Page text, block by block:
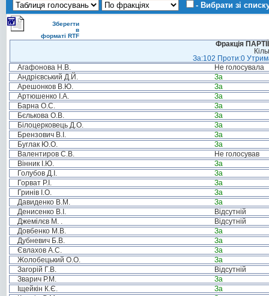
- Вибрати зі
Зберегти
в
форматі RTF
Фракція
За:102 Проти:0
Агафонова Н.В.
Не голосувала
Андрієвський Д.Й.
За
Арешонков В.Ю.
За
Артюшенко І.А.
За
Барна О.С.
За
Бєлькова О.В.
За
Білоцерковець Д.О.
За
Брензович В.І.
За
Буглак Ю.О.
За
Валентиров С.В.
Не голосував
Вінник І.Ю.
За
Голубов Д.І.
За
Горват Р.І.
За
Гринів І.О.
За
Давиденко В.М.
За
Денисенко В.І.
Відсутній
Джемілєв М. .
Відсутній
Довбенко М.В.
За
Дубневич Б.В.
За
Євлахов А.С.
За
Жолобецький О.О.
За
Загорій Г.В.
Відсутній
Зварич Р.М.
За
Іщейкін К.Є.
За